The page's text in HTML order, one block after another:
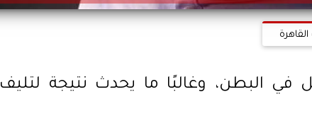
في البطن، وغالبًا ما يحدث نتيجة لتليف